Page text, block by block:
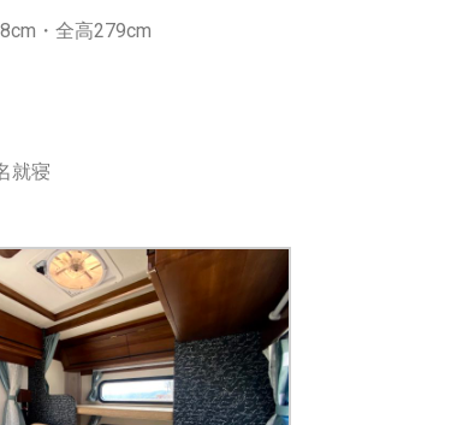
・全高279cm
就寝